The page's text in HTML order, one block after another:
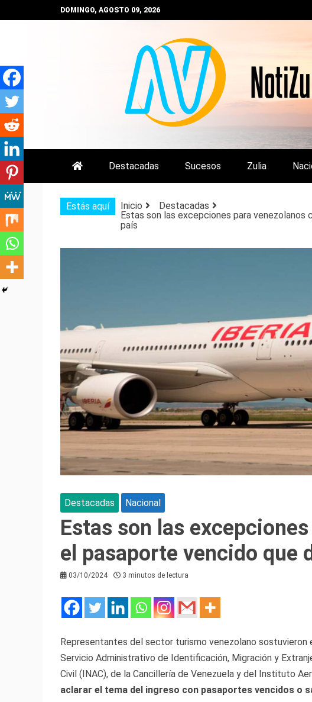
al
DOMINGO, AGOSTO 09, 2026
NOTIZULIA
NOTICIAS DEL ZULIA, VENEZUELA Y
Destacadas Sucesos Zulia
Estás aquí Inicio
Destacadas
Estas son las excepciones para
país
Destacadas Nacional
Estas son las
el pasaporte vencido que
03/10/2024 3 minutos de lectura
Representantes del sector turismo venezolano sostuvieron
Servicio Administrativo de Identificación, Migración y
Civil (INAC), de la Cancillería de Venezuela y del Instituto
aclarar el tema del ingreso con pasaportes vencidos o